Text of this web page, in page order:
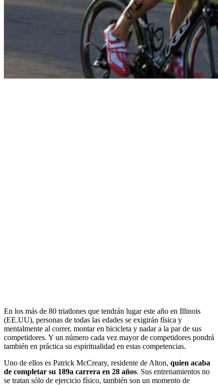
En los más de 80 triatlones que tendrán lugar este año en Illinois
(EE.UU), personas de todas las edades se exigirán física y
mentalmente al correr, montar en bicicleta y nadar a la par de sus
competidores. Y un número cada vez mayor de competidores pondrá
también en práctica su espiritualidad en estas competencias.
Uno de ellos es Patrick McCreary, residente de Alton, quien acaba
de completar su 189a carrera en 28 años. Sus entrenamientos no
se tratan sólo de ejercicio físico, también son un momento de